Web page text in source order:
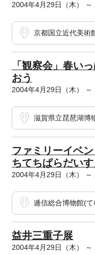
2004年4月29日（木） ～
京都国立近代美術
「観察会」春い
おう
2004年4月29日（木） ～
滋賀県立琵琶湖博
ファミリーイベ
ちてちぱらだいす
2004年4月29日（木） ～
逓信総合博物館(
益井三重子展
2004年4月29日（木） ～